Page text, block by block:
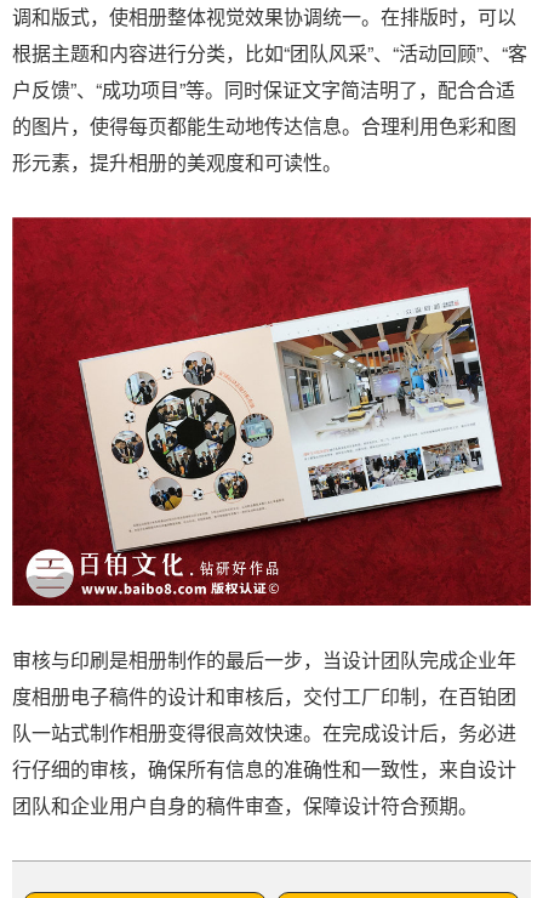
调和版式，使相册整体视觉效果协调统一。在排版时，可以
根据主题和内容进行分类，比如“团队风采”、“活动回顾”、“客
户反馈”、“成功项目”等。同时保证文字简洁明了，配合合适
的图片，使得每页都能生动地传达信息。合理利用色彩和图
形元素，提升相册的美观度和可读性。
审核与印刷是相册制作的最后一步，当设计团队完成企业年
度相册电子稿件的设计和审核后，交付工厂印制，在百铂团
队一站式制作相册变得很高效快速。在完成设计后，务必进
行仔细的审核，确保所有信息的准确性和一致性，来自设计
团队和企业用户自身的稿件审查，保障设计符合预期。